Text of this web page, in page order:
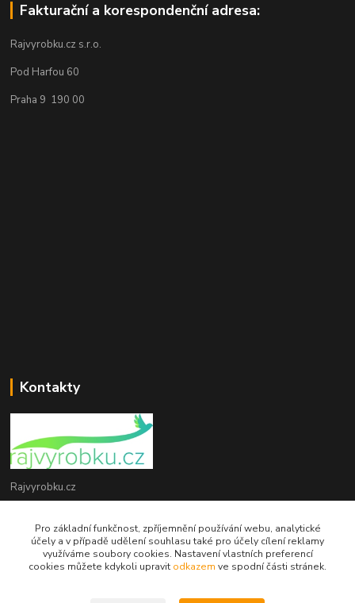
Fakturační a korespondenční adresa:
Rajvyrobku.cz s.r.o.
Pod Harfou 60
Praha 9 190 00
Kontakty
Rajvyrobku.cz
+420 735 538 799
info@rajvyrobku.cz
Pro základní funkčnost, zpříjemnění používání webu, analytické
účely a v případě udělení souhlasu také pro účely cílení reklamy
využíváme soubory cookies. Nastavení vlastních preferencí
cookies můžete kdykoli upravit odkazem ve spodní části stránek.